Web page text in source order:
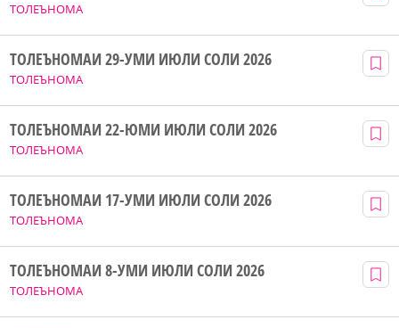
ТОЛЕЪНОМА
ТОЛЕЪНОМА
ТОЛЕЪНОМАИ 29-УМИ ИЮЛИ СОЛИ 2026
ТОЛЕЪНОМА
ТОЛЕЪНОМАИ 22-ЮМИ ИЮЛИ СОЛИ 2026
ТОЛЕЪНОМА
ТОЛЕЪНОМАИ 17-УМИ ИЮЛИ СОЛИ 2026
ТОЛЕЪНОМА
ТОЛЕЪНОМАИ 8-УМИ ИЮЛИ СОЛИ 2026